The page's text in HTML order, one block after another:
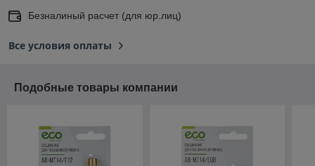
Безналиный расчет (для юр.лиц)
Все условия оплаты
Подобные товары компании